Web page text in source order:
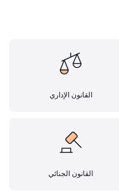
القانون الإداري
القانون الجنائي